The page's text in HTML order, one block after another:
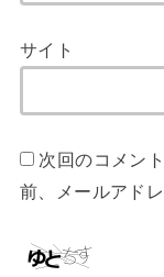
サイト
次回のコメン
前、メールアド